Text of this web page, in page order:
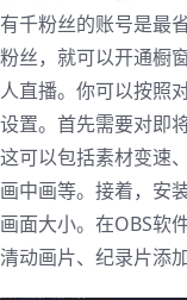
千粉丝的账号是最
丝，就可以开通橱
直播。你可以按照
置。首先需要对即
可以包括素材变速
中画等。接着，安
面大小。在OBS软
动画片、纪录片添加